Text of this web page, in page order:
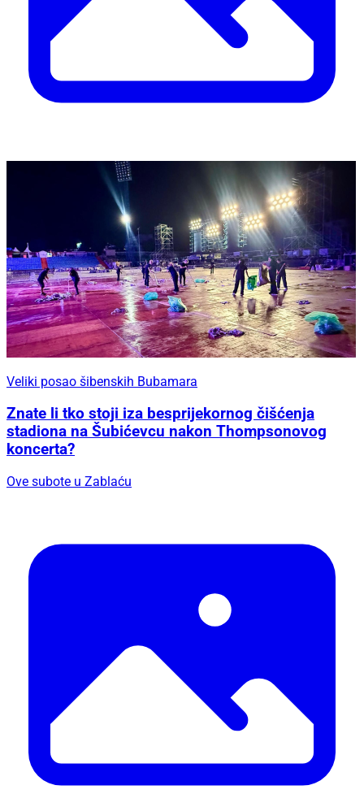
Veliki posao šibenskih Bubamara
Znate li tko stoji iza besprijekornog čišćenja
stadiona na Šubićevcu nakon Thompsonovog
koncerta?
Ove subote u Zablaću